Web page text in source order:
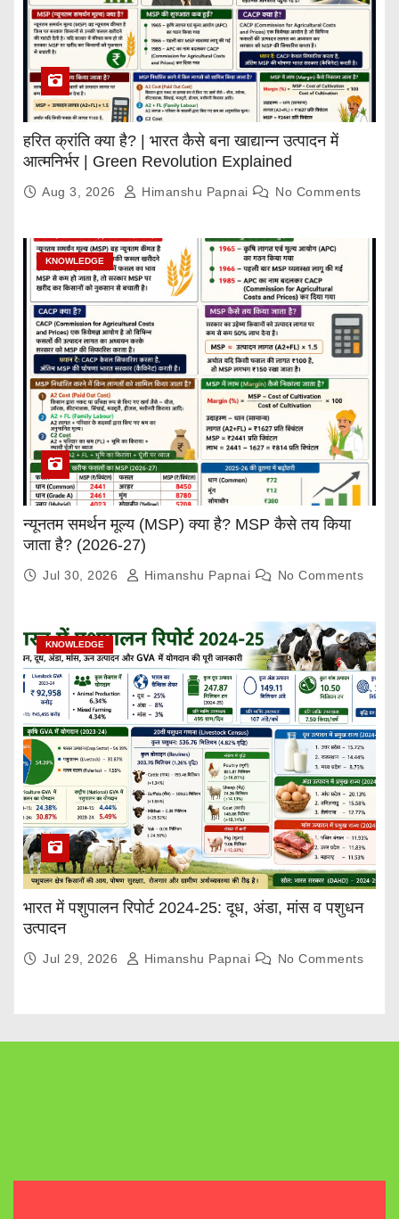
हरित क्रांति क्या है? | भारत कैसे बना खाद्यान्न उत्पादन में
आत्मनिर्भर | Green Revolution Explained
Aug 3, 2026 Himanshu Papnai No Comments
KNOWLEDGE
न्यूनतम समर्थन मूल्य (MSP) क्या है? MSP कैसे तय किया
जाता है? (2026-27)
Jul 30, 2026 Himanshu Papnai No Comments
KNOWLEDGE
भारत में पशुपालन रिपोर्ट 2024-25: दूध, अंडा, मांस व पशुधन
उत्पादन
Jul 29, 2026 Himanshu Papnai No Comments